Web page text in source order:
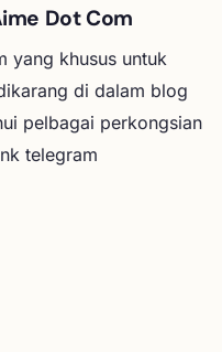
Dot Com
yang khusus untuk
di dalam blog
pelbagai perkongsian
telegram